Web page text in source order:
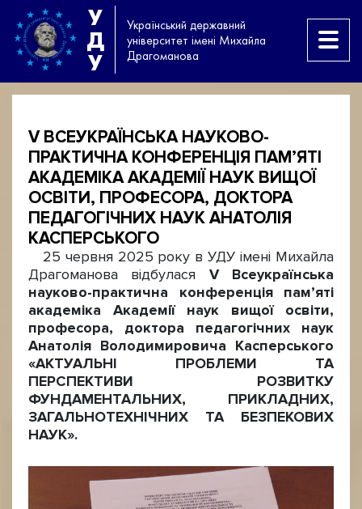
У
Д
У
Український державний
університет імені Михайла
Драгоманова
V ВСЕУКРАЇНСЬКА НАУКОВО-
ПРАКТИЧНА КОНФЕРЕНЦІЯ ПАМ’ЯТІ
АКАДЕМІКА АКАДЕМІЇ НАУК ВИЩОЇ
ОСВІТИ, ПРОФЕСОРА, ДОКТОРА
ПЕДАГОГІЧНИХ НАУК АНАТОЛІЯ
КАСПЕРСЬКОГО
25 червня 2025 року в УДУ імені Михайла
Драгоманова відбулася V
Всеукраїнська
науково-практична конференція пам’яті
академіка Академії наук вищої освіти,
професора, доктора педагогічних наук
Анатолія Володимировича Касперського
«АКТУАЛЬНІ ПРОБЛЕМИ ТА
ПЕРСПЕКТИВИ РОЗВИТКУ
ФУНДАМЕНТАЛЬНИХ, ПРИКЛАДНИХ,
ЗАГАЛЬНОТЕХНІЧНИХ ТА БЕЗПЕКОВИХ
НАУК».